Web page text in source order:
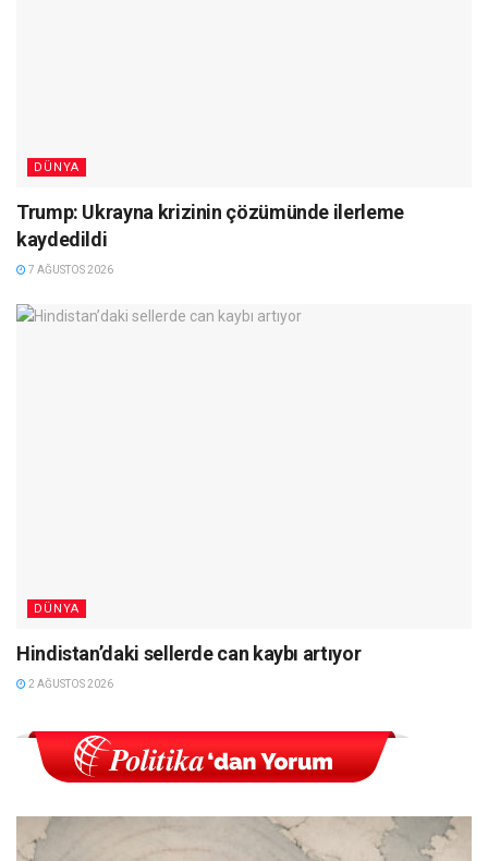
DÜNYA
Trump: Ukrayna krizinin çözümünde ilerleme
kaydedildi
7 AĞUSTOS 2026
DÜNYA
Hindistan’daki sellerde can kaybı artıyor
2 AĞUSTOS 2026